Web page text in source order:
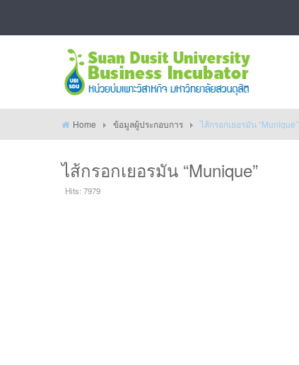
Home ข้อมูลผู้ประกอบการ ไส้กรอกเยอรมัน “Munique”
ไส้กรอกเยอรมัน “Munique”
Hits: 7979